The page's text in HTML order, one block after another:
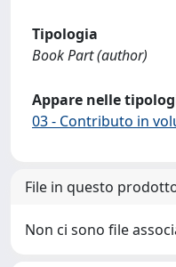
Tipologia
Book Part (author)
Appare nelle
03 - Contributo in
File in questo
Non ci sono file